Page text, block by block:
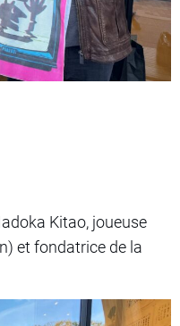
Kitao, joueuse
et fondatrice de la